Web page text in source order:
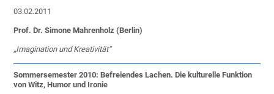
03.02.2011
Prof. Dr. Simone Mahrenholz (Berlin)
„Imagination und Kreativität”
Sommersemester 2010: Befreiendes Lachen. Die kulturelle Funktion
von Witz, Humor und Ironie